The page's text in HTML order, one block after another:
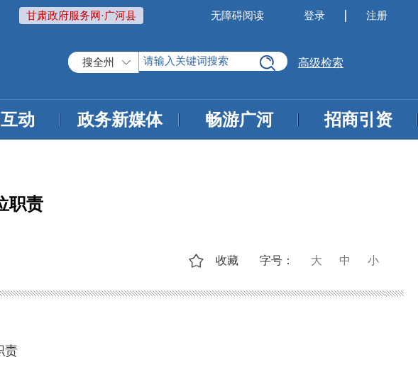
登录 注册
无障碍阅读
甘肃政府服务网·广河县
搜全州 高级检索
动 政务新媒体 畅游广河 招商引资
职责
字号： 大 中 小
收藏
责